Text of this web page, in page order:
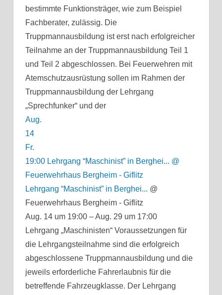
bestimmte Funktionsträger, wie zum Beispiel
Fachberater, zulässig. Die
Truppmannausbildung ist erst nach erfolgreicher
Teilnahme an der Truppmannausbildung Teil 1
und Teil 2 abgeschlossen. Bei Feuerwehren mit
Atemschutzausrüstung sollen im Rahmen der
Truppmannausbildung der Lehrgang
„Sprechfunker“ und der
Aug.
14
Fr.
19:00 Lehrgang “Maschinist” in Berghei... @
Feuerwehrhaus Bergheim - Giflitz
Lehrgang “Maschinist” in Berghei... @
Feuerwehrhaus Bergheim - Giflitz
Aug. 14 um 19:00 – Aug. 29 um 17:00
Lehrgang „Maschinisten“ Voraussetzungen für
die Lehrgangsteilnahme sind die erfolgreich
abgeschlossene Truppmannausbildung und die
jeweils erforderliche Fahrerlaubnis für die
betreffende Fahrzeugklasse. Der Lehrgang